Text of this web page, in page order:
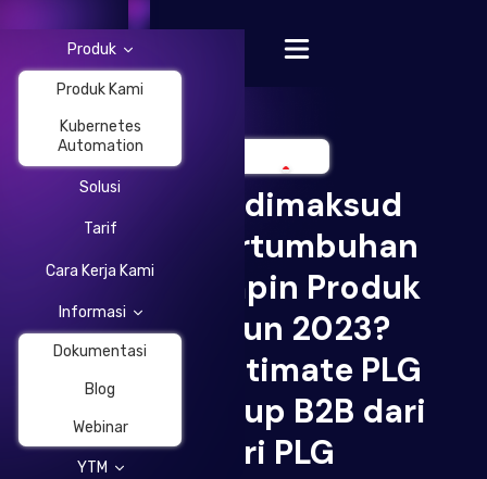
Produk
Produk Kami
Kubernetes
Automation
Solusi
Tarif
Cara Kerja Kami
Informasi
Dokumentasi
Blog
Webinar
YTM
Change Language
Apa yang dimaksud
dengan Pertumbuhan
yang Dipimpin Produk
pada tahun 2023?
Panduan Ultimate PLG
untuk Startup B2B dari
Pendiri PLG